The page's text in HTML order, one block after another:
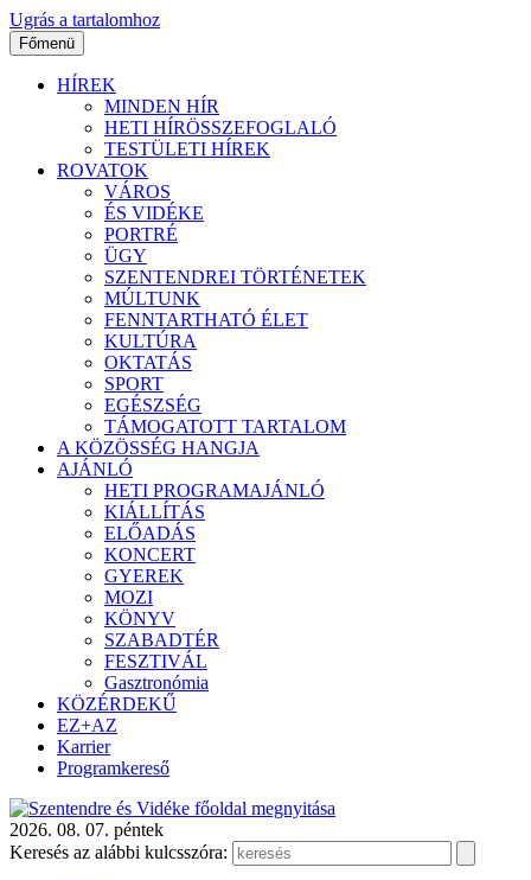
Ugrás a tartalomhoz
Főmenü
HÍREK
MINDEN HÍR
HETI HÍRÖSSZEFOGLALÓ
TESTÜLETI HÍREK
ROVATOK
VÁROS
ÉS VIDÉKE
PORTRÉ
ÜGY
SZENTENDREI TÖRTÉNETEK
MÚLTUNK
FENNTARTHATÓ ÉLET
KULTÚRA
OKTATÁS
SPORT
EGÉSZSÉG
TÁMOGATOTT TARTALOM
A KÖZÖSSÉG HANGJA
AJÁNLÓ
HETI PROGRAMAJÁNLÓ
KIÁLLÍTÁS
ELŐADÁS
KONCERT
GYEREK
MOZI
KÖNYV
SZABADTÉR
FESZTIVÁL
Gasztronómia
KÖZÉRDEKŰ
EZ+AZ
Karrier
Programkereső
2026. 08. 07. péntek
Keresés az alábbi kulcsszóra: